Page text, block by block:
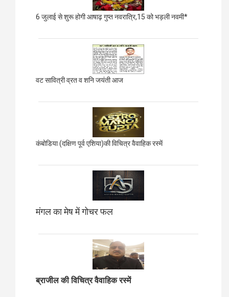
6 जुलाई से शुरू होगी आषाढ़ गुप्त नवरात्रि,15 को भड़ली नवमी*
वट सावित्री व्रत व शनि जयंती आज
कंबोडिया (दक्षिण पूर्व एशिया)की विचित्र वैवाहिक रस्में
मंगल का मेष में गोचर फल
ब्राजील की विचित्र वैवाहिक रस्में